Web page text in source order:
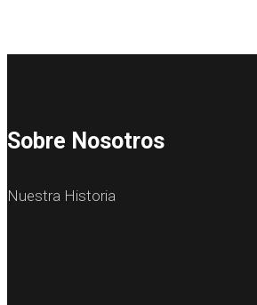
Sobre Nosotros
Nuestra Historia